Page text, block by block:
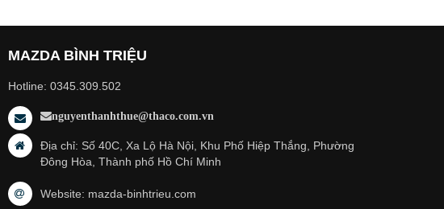
MAZDA BÌNH TRIỆU
Hotline: 0345.309.502
nguyenthanhthue@thaco.com.vn
Địa chỉ: Số 40C, Xa Lộ Hà Nội, Khu Phố Hiệp Thắng, Phường
Đông Hòa, Thành phố Hồ Chí Minh
Website: mazda-binhtrieu.com